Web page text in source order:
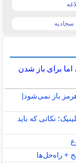
اما برای باز شدن
هرمز باز نمی‌شود|
نکاتی که باید
+ راه‌حل‌ها